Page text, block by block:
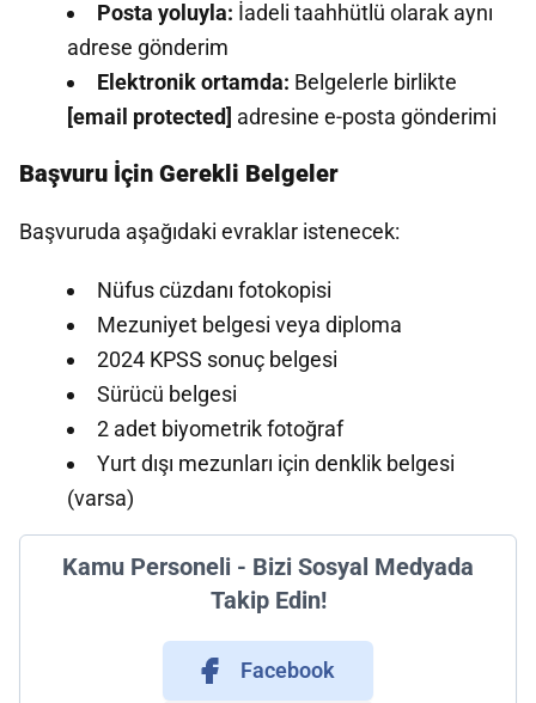
Posta yoluyla: İadeli taahhütlü olarak aynı
adrese gönderim
Elektronik ortamda: Belgelerle birlikte
[email protected] adresine e-posta gönderimi
Başvuru İçin Gerekli Belgeler
Başvuruda aşağıdaki evraklar istenecek:
Nüfus cüzdanı fotokopisi
Mezuniyet belgesi veya diploma
2024 KPSS sonuç belgesi
Sürücü belgesi
2 adet biyometrik fotoğraf
Yurt dışı mezunları için denklik belgesi
(varsa)
Kamu Personeli - Bizi Sosyal Medyada
Takip Edin!
Facebook